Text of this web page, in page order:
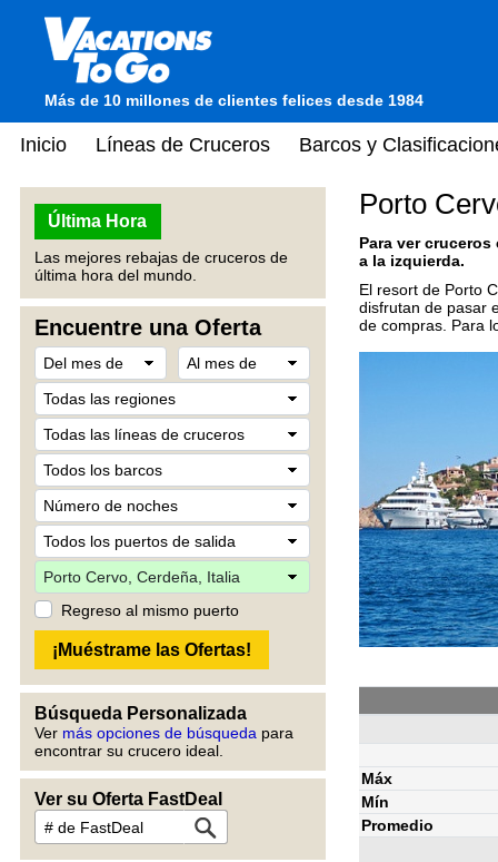
Más de 10 millones de clientes felices desde 1984
Inicio Líneas de Cruceros Barcos y
Última Hora
Las mejores rebajas de cruceros de
última hora del mundo.
Encuentre una Oferta
Regreso al mismo puerto
Búsqueda Personalizada
Ver más opciones de búsqueda para
encontrar su crucero ideal.
Ver su Oferta FastDeal
Porto
Para ver
a la izquierda.
El resort de Porto
disfrutan de pasar
de compras. Para
Máx
Mín
Promedio